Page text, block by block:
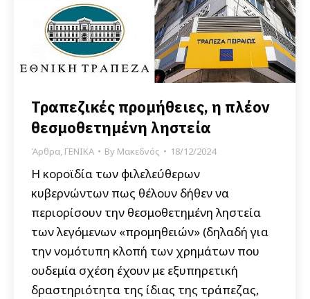
Τραπεζικές προμήθειες, η πλέον
θεσμοθετημένη ληστεία
Άρθρα, ΓΕΝΙΚΑ By Μακεδνός 18/12/2024
Η κοροϊδία των φιλελεύθερων
κυβερνώντων πως θέλουν δήθεν να
περιορίσουν την θεσμοθετημένη ληστεία
των λεγόμενων «προμηθειών» (δηλαδή για
την νομότυπη κλοπή των χρημάτων που
ουδεμία σχέση έχουν με εξυπηρετική
δραστηριότητα της ίδιας της τράπεζας,